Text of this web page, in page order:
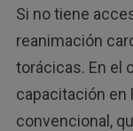
Si no tiene
reanimación
torácicas. En el
capacitación en
convencional,